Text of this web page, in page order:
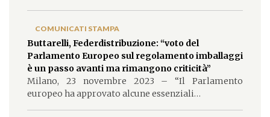
COMUNICATI STAMPA
Buttarelli, Federdistribuzione: “voto del
Parlamento Europeo sul regolamento imballaggi
è un passo avanti ma rimangono criticità”
Milano, 23 novembre 2023 – “Il Parlamento
europeo ha approvato alcune essenziali…